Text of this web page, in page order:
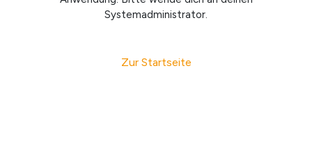
Systemadministrator.
Zur Startseite